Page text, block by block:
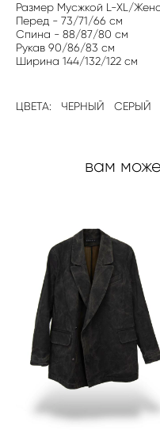
Размер Мусжкой L-XL/
Перед - 73/71/66 см
Спина - 88/87/80 см
Рукав 90/86/83 см
Ширина 144/132/122 см
ЦВЕТА: ЧЕРНЫЙ СЕРЫЙ
вам